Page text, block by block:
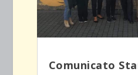
Comunicato